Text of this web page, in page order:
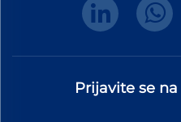
Prijavite se